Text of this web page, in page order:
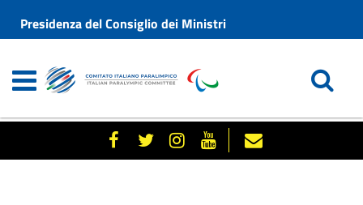
Presidenza del Consiglio dei Ministri